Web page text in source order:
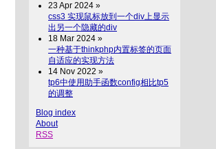
23 Apr 2024 »
css3 实现鼠标放到一个div上显示
出另一个隐藏的div
18 Mar 2024 »
一种基于thinkphp内置标签的页面
自适应的实现方法
14 Nov 2022 »
tp6中使用助手函数config相比tp5
的调整
Blog index
About
RSS